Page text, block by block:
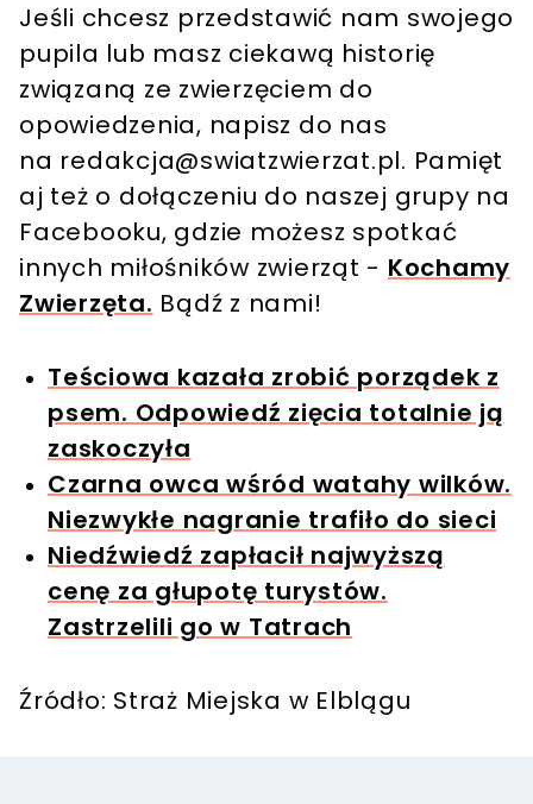
Jeśli chcesz przedstawić nam swojego
pupila lub masz ciekawą historię
związaną ze zwierzęciem do
opowiedzenia, napisz do nas
na redakcja@swiatzwierzat.pl. Pamięt
aj też o dołączeniu do naszej grupy na
Facebooku, gdzie możesz spotkać
innych miłośników zwierząt - Kochamy
Zwierzęta. Bądź z nami!
Teściowa kazała zrobić porządek z
psem. Odpowiedź zięcia totalnie ją
zaskoczyła
Czarna owca wśród watahy wilków.
Niezwykłe nagranie trafiło do sieci
Niedźwiedź zapłacił najwyższą
cenę za głupotę turystów.
Zastrzelili go w Tatrach
Źródło: Straż Miejska w Elblągu